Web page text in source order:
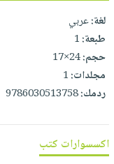
حلي
عناية
بالذات
صابون
مناسبات
عن
الشركة
سياسة
الشركة
فيديوهات
أسئلة
يتكرر
طرحها
حسابك
لائحة
الأمنيات
التسوق
نشرة
لغة:عربي
طبعة:1
حجم:24×17
مجلدات:1
ردمك:9786030513758
اكسسوارات كتب